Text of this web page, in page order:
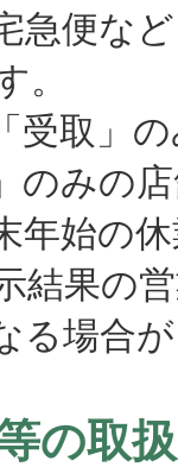
など
。
取」の
の店
始の
結果の
場合が
の取